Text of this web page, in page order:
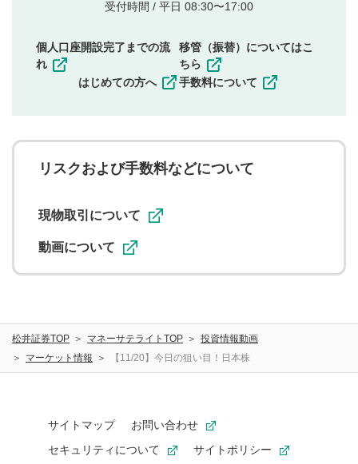
他者の権利（商標、著作権、その他の知的財産
同一内容の多重投稿
その他当社が不適切と判断した投稿
一度投稿した評価およびコメントの変更・削除はできま
ことを承諾したものとします。また、利用者は、コメント
に関する著作者人格権を行使しないことに同意します。利
用者が投稿したコメントは、当社サービスの広告・宣伝、
ることがあります。
受付時間 / 平日 08:30〜17:00
個人口座開設完了までの流
れ
はじめての方へ
移管（振替）についてはこ
ちら
手数料について
リスクおよび手数料などについて
現物取引について
動画について
松井証券TOP マネーサテライトTOP
投資情報動画
マーケット情報
【11/20】今日の狙い目！日本株
サイトマップ
お問い合わせ
セキュリティについて
サイトポリシー